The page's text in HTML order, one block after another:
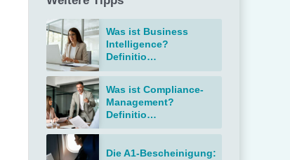
Was ist Business
Intelligence?
Definitio…
Was ist Compliance-
Management?
Definitio…
Die A1-Bescheinigung: